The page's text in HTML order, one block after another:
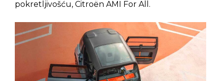
pokretljivošću, Citroën AMI For All .